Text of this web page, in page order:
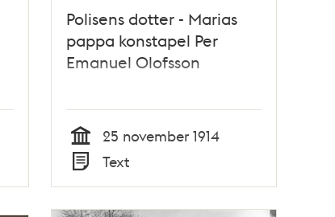
Polisens dotter - Marias
pappa konstapel Per
Emanuel Olofsson
Tid
25 november 1914
Typ
Text